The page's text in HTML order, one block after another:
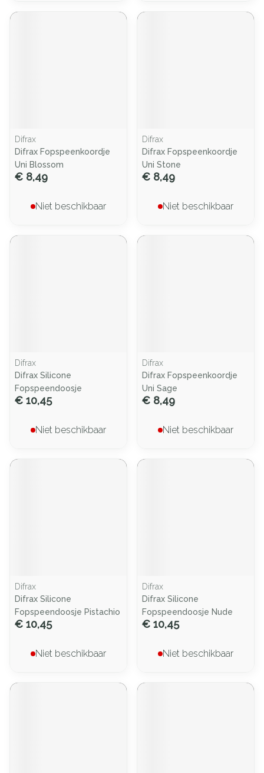
Difrax
Difrax Fopspeenkoordje
Uni Blossom
€ 8,49
Niet beschikbaar
Difrax
Difrax Fopspeenkoordje
Uni Stone
€ 8,49
Niet beschikbaar
Difrax
Difrax Silicone
Fopspeendoosje
€ 10,45
Niet beschikbaar
Difrax
Difrax Fopspeenkoordje
Uni Sage
€ 8,49
Niet beschikbaar
Difrax
Difrax Silicone
Fopspeendoosje Pistachio
€ 10,45
Niet beschikbaar
Difrax
Difrax Silicone
Fopspeendoosje Nude
€ 10,45
Niet beschikbaar